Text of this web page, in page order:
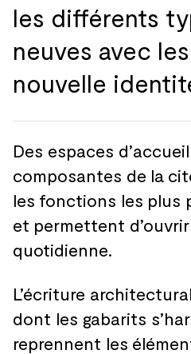
les différents
neuves avec les
nouvelle
Des espaces
composantes de la
les fonctions les plus
et permettent
quotidienne.
L’écriture
dont les gabarits
reprennent les